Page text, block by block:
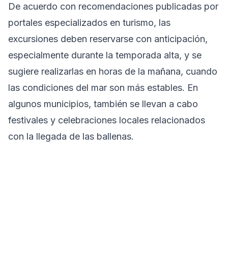
De acuerdo con recomendaciones publicadas por
portales especializados en turismo, las
excursiones deben reservarse con anticipación,
especialmente durante la temporada alta, y se
sugiere realizarlas en horas de la mañana, cuando
las condiciones del mar son más estables. En
algunos municipios, también se llevan a cabo
festivales y celebraciones locales relacionados
con la llegada de las ballenas.